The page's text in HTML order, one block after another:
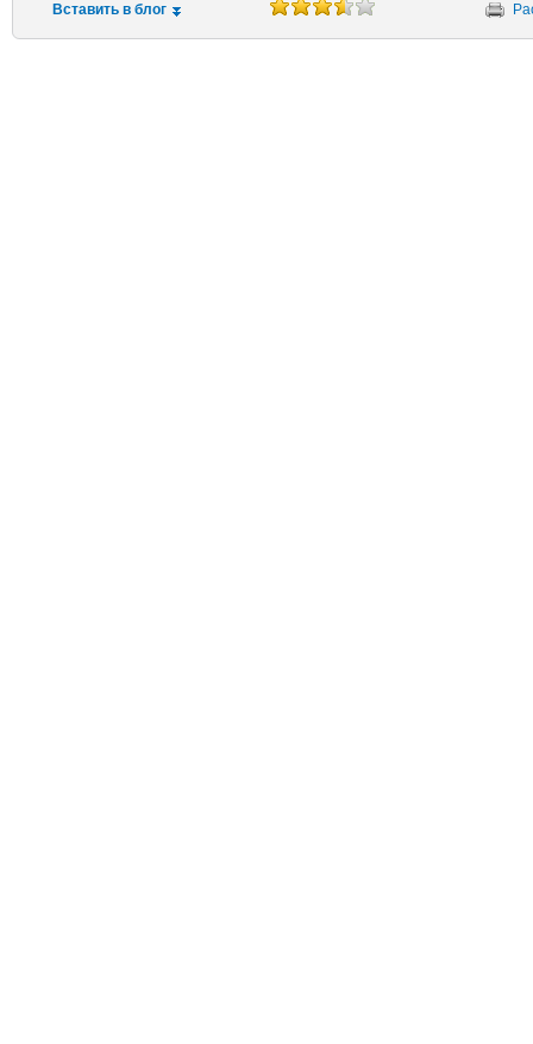
Вставить в блог